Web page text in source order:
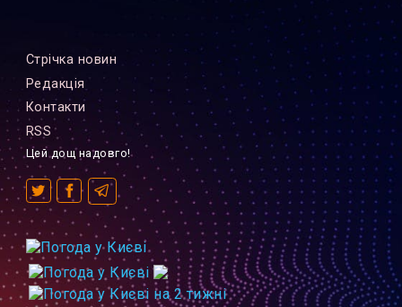
Стрiчка новин
Редакцiя
Контакти
RSS
Цей дощ надовго!